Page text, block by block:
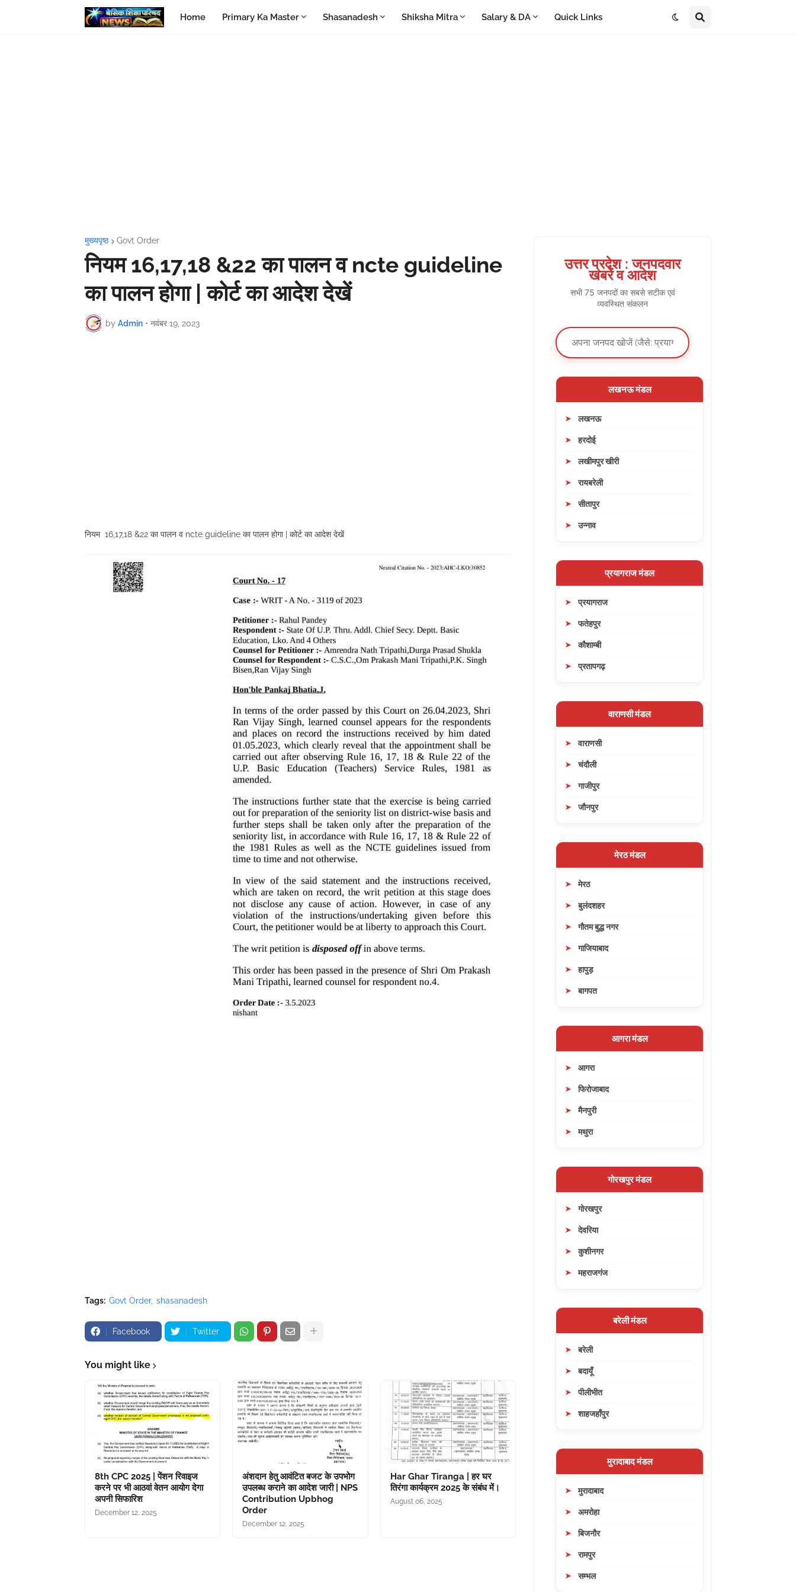
Home Primary Ka Master Shasanadesh Shiksha Mitra Salary & DA Quick Links
मुख्यपृष्ठ Govt Order
नियम 16,17,18 &22 का पालन व ncte guideline
का पालन होगा | कोर्ट का आदेश देखें
by Admin • नवंबर 19, 2023
नियम 16,17,18 &22 का पालन व ncte guideline का पालन होगा | कोर्ट का आदेश देखें
Tags: Govt Order shasanadesh
Facebook Twitter
You might like
8th CPC 2025 | पेंशन रिवाइज
करने पर भी आठवां वेतन आयोग देगा
अपनी सिफारिश
December 12, 2025
अंशदान हेतु आवंटित बजट के उपभोग
उपलब्ध कराने का आदेश जारी | NPS
Contribution Upbhog
Order
December 12, 2025
Har Ghar Tiranga | हर घर
तिरंगा कार्यक्रम 2025 के संबंध में।
August 06, 2025
उत्तर प्रदेश : जनपदवार
खबरें व आदेश
सभी 75 जनपदों का सबसे सटीक एवं
व्यवस्थित संकलन
लखनऊ मंडल
लखनऊ
हरदोई
लखीमपुर खीरी
रायबरेली
सीतापुर
उन्नाव
प्रयागराज मंडल
प्रयागराज
फतेहपुर
कौशाम्बी
प्रतापगढ़
वाराणसी मंडल
वाराणसी
चंदौली
गाजीपुर
जौनपुर
मेरठ मंडल
मेरठ
बुलंदशहर
गौतम बुद्ध नगर
गाजियाबाद
हापुड़
बागपत
आगरा मंडल
आगरा
फिरोजाबाद
मैनपुरी
मथुरा
गोरखपुर मंडल
गोरखपुर
देवरिया
कुशीनगर
महराजगंज
बरेली मंडल
बरेली
बदायूँ
पीलीभीत
शाहजहाँपुर
मुरादाबाद मंडल
मुरादाबाद
अमरोहा
बिजनौर
रामपुर
सम्भल